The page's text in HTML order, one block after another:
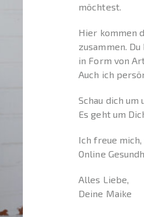
möchtest.
Hier kommen
zusammen.
in Form von
Auch ich
Schau dich
Es geht um
Ich freue
Online
Alles Liebe,
Deine Maike